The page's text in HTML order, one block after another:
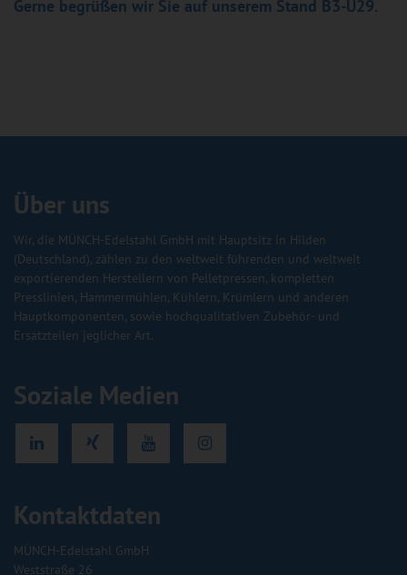
Gerne begrüßen wir Sie auf unserem Stand B3-U29.
Über uns
Wir, die MÜNCH-Edelstahl GmbH mit Hauptsitz in Hilden
(Deutschland), zählen zu den weltweit führenden und weltweit
exportierenden Herstellern von Pelletpressen, kompletten
Presslinien, Hammermühlen, Kühlern, Krümlern und anderen
Hauptkomponenten, sowie hochqualitativen Zubehör- und
Ersatzteilen jeglicher Art.
Soziale Medien
Kontaktdaten
MÜNCH-Edelstahl GmbH
Weststraße 26